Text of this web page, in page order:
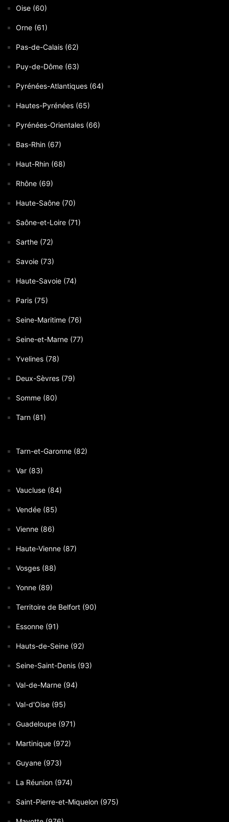
Oise (60)
Orne (61)
Pas-de-Calais (62)
Puy-de-Dôme (63)
Pyrénées-Atlantiques (64)
Hautes-Pyrénées (65)
Pyrénées-Orientales (66)
Bas-Rhin (67)
Haut-Rhin (68)
Rhône (69)
Haute-Saône (70)
Saône-et-Loire (71)
Sarthe (72)
Savoie (73)
Haute-Savoie (74)
Paris (75)
Seine-Maritime (76)
Seine-et-Marne (77)
Yvelines (78)
Deux-Sèvres (79)
Somme (80)
Tarn (81)
Tarn-et-Garonne (82)
Var (83)
Vaucluse (84)
Vendée (85)
Vienne (86)
Haute-Vienne (87)
Vosges (88)
Yonne (89)
Territoire de Belfort (90)
Essonne (91)
Hauts-de-Seine (92)
Seine-Saint-Denis (93)
Val-de-Marne (94)
Val-d'Oise (95)
Guadeloupe (971)
Martinique (972)
Guyane (973)
La Réunion (974)
Saint-Pierre-et-Miquelon (975)